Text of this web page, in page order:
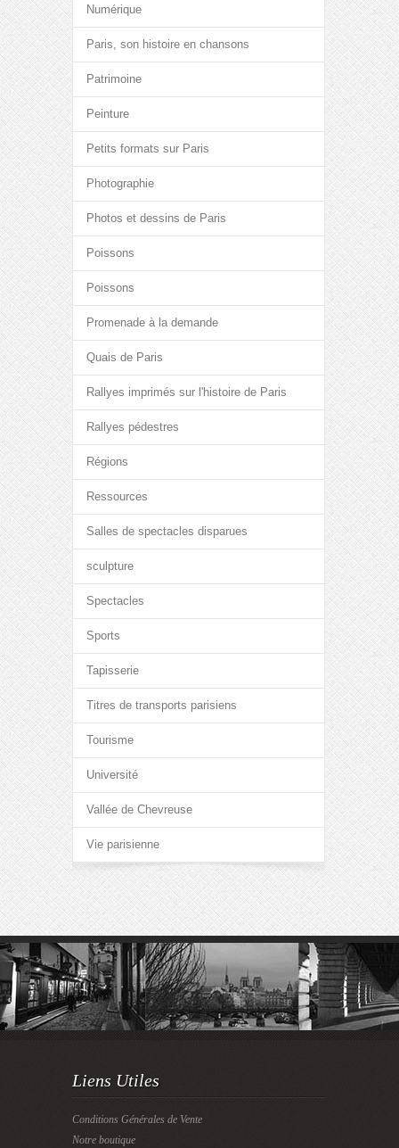
Numérique
Paris, son histoire en chansons
Patrimoine
Peinture
Petits formats sur Paris
Photographie
Photos et dessins de Paris
Poissons
Poissons
Promenade à la demande
Quais de Paris
Rallyes imprimés sur l'histoire de Paris
Rallyes pédestres
Régions
Ressources
Salles de spectacles disparues
sculpture
Spectacles
Sports
Tapisserie
Titres de transports parisiens
Tourisme
Université
Vallée de Chevreuse
Vie parisienne
Liens Utiles
Conditions Générales de Vente
Notre boutique